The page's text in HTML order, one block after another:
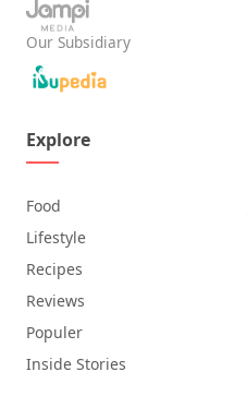
Our Subsidiary
Explore
Food
Lifestyle
Recipes
Reviews
Populer
Inside Stories